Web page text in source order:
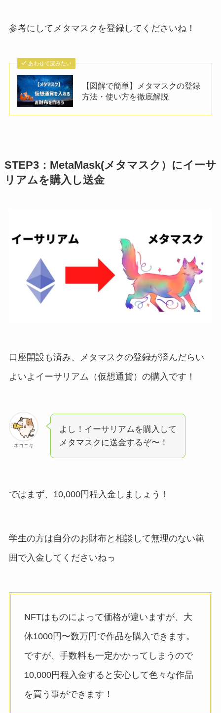
参考にしてメタマスクを登録してくださいね！
あわせて読みたい
【図解で簡単】メタマスクの登録
方法・使い方を徹底解説
STEP3：MetaMask(メタマスク）にイーサ
リアムを購入し送金
口座開設も済み、メタマスクの登録が済んだらい
よいよイーサリアム（仮想通貨）の購入です！
ネコニキ
よし！イーサリアムを購入して
メタマスクに送金するぞ〜！
ではまず、10,000円程入金しましょう！
学生の方は自分のお財布と相談して無理のない範
囲で入金してくださいねっ
NFTはものによって価格が違いますが、大
体1000円〜数万円で作品を購入できます。
ですが、手数料も一定かかってしまうので
10,000円程入金すると安心して色々な作品
を買う事ができます！